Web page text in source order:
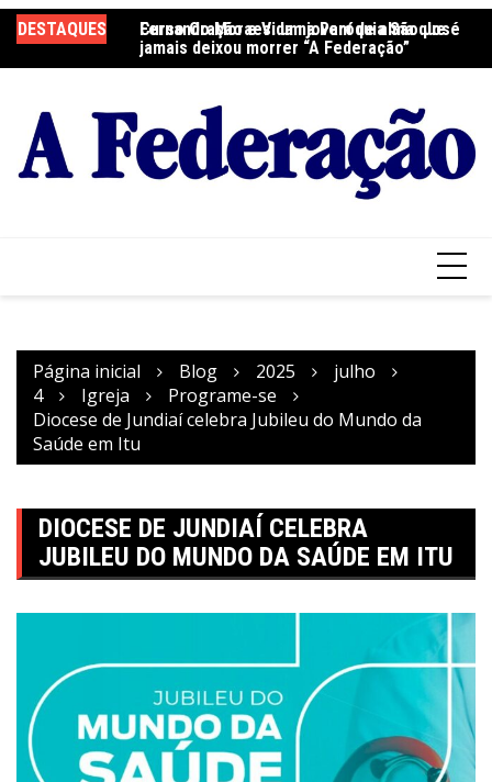
para
o
DESTAQUES
Fernando Moraes: um jovem de alma que
jamais deixou morrer “A Federação”
Curso Oração e Vida na Paróquia São José
Página inicial Blog 2025
julho
4
Igreja
Programe-se
Diocese de Jundiaí celebra Jubileu do Mundo da
Saúde em Itu
DIOCESE DE JUNDIAÍ CELEBRA
JUBILEU DO MUNDO DA SAÚDE EM ITU